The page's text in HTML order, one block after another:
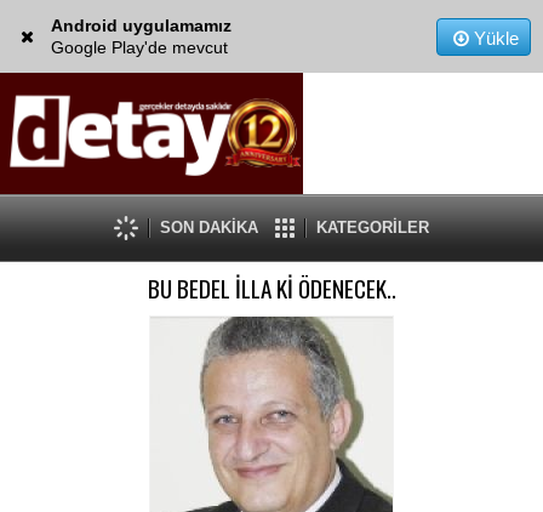
Android uygulamamız
Google Play'de mevcut
Yükle
SON DAKİKA KATEGORİLER
BU BEDEL İLLA Kİ ÖDENECEK..